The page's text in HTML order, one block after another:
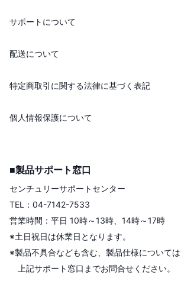
サポートについて
配送について
特定商取引に関する法律に基づく表記
個人情報保護について
■製品サポート窓口
センチュリーサポートセンター
TEL：04-7142-7533
営業時間：平日 10時～13時、14時～17時
※土日祝日は休業日となります。
※製品不具合なども含む、製品仕様については
上記サポート窓口までお問合せください。